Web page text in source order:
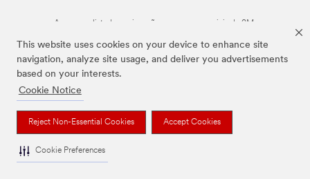
This website uses cookies on your device to enhance site
navigation, analyze site usage, and deliver you advertisements
based on your interests.
Cookie Notice
Reject Non-Essential Cookies Accept Cookies
Cookie Preferences
As marcas listadas a cima são marcas comerciais da 3M.